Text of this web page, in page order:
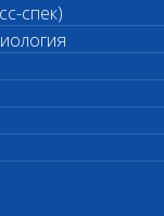
спек)